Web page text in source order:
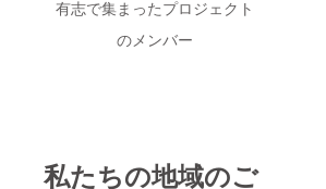
有志で集まったプロジェクト
のメンバー
私たちの地域のご